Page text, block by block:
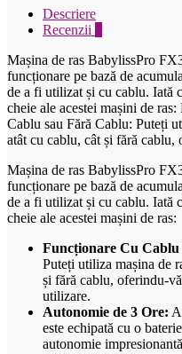
Descriere
Recenzii
Mașina de ras BabylissPro
funcționare pe bază de
de a fi utilizat și cu cablu. Iată
cheie ale acestei mașini de
Cablu sau Fără Cablu: Puteți
atât cu cablu, cât și fără cablu,
Mașina de ras BabylissPro
funcționare pe bază de
de a fi utilizat și cu cablu. Iată
cheie ale acestei mașini de ras:
Funcționare Cu
Puteți utiliza mașina de
și fără cablu, oferindu-
utilizare.
Autonomie de 3 Ore:
este echipată cu o
autonomie